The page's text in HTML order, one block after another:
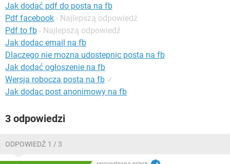
Jak dodać pdf do posta na fb
Pdf facebook - Najlepszą odpowiedź
Pdf to fb - Najlepszą odpowiedź
Jak dodac email na fb
Dlaczego nie mozna udostepnic posta na fb
Jak dodać ogłoszenie na fb
Wersja robocza posta na fb ✓
Jak dodac post anonimowy na fb
3 odpowiedzi
ODPOWIEDŹ 1 / 3